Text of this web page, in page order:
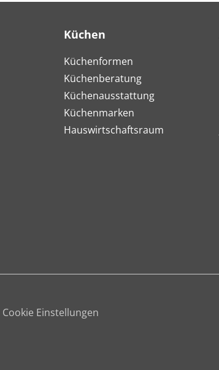
Küchen
Küchenformen
Küchenberatung
Küchenausstattung
Küchenmarken
Hauswirtschaftsraum
Cookie Einstellungen